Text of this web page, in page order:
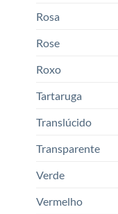
Rosa
Rose
Roxo
Tartaruga
Translúcido
Transparente
Verde
Vermelho